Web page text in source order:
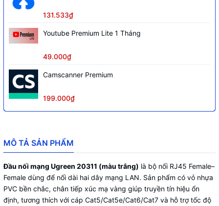
131.533₫
Youtube Premium Lite 1 Tháng
49.000₫
Camscanner Premium
199.000₫
MÔ TẢ SẢN PHẨM
Đầu nối mạng Ugreen 20311 (màu trắng) là bộ nối RJ45 Female–
Female dùng để nối dài hai dây mạng LAN. Sản phẩm có vỏ nhựa
PVC bền chắc, chân tiếp xúc mạ vàng giúp truyền tín hiệu ổn
định, tương thích với cáp Cat5/Cat5e/Cat6/Cat7 và hỗ trợ tốc độ